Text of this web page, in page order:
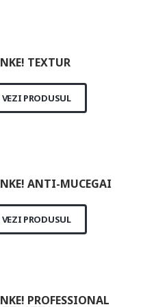
TEXTUR
VEZI PRODUSUL
ANTI-MUCEGAI
VEZI PRODUSUL
PROFESSIONAL